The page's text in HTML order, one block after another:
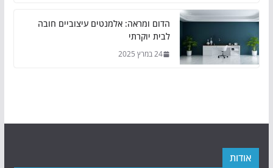
הדום ומראה: אלמנטים עיצוביים חובה
לבית יוקרתי
24 במרץ 2025
אודות